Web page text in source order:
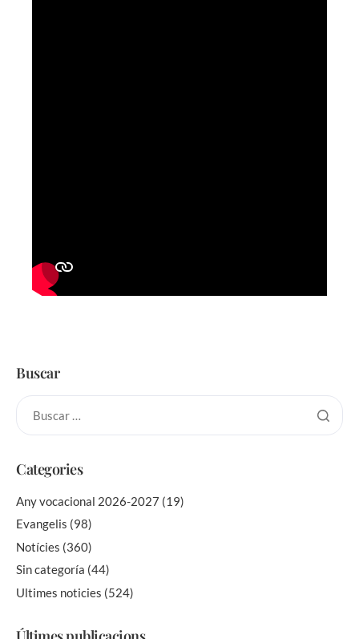
Buscar
Categories
Any vocacional 2026-2027 (19)
Evangelis (98)
Notícies (360)
Sin categoría (44)
Ultimes noticies (524)